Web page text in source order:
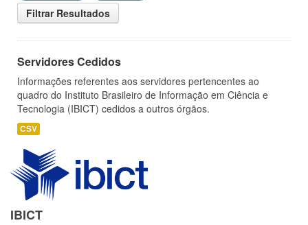
Filtrar Resultados
Servidores Cedidos
Informações referentes aos servidores pertencentes ao
quadro do Instituto Brasileiro de Informação em Ciência e
Tecnologia (IBICT) cedidos a outros órgãos.
CSV
IBICT